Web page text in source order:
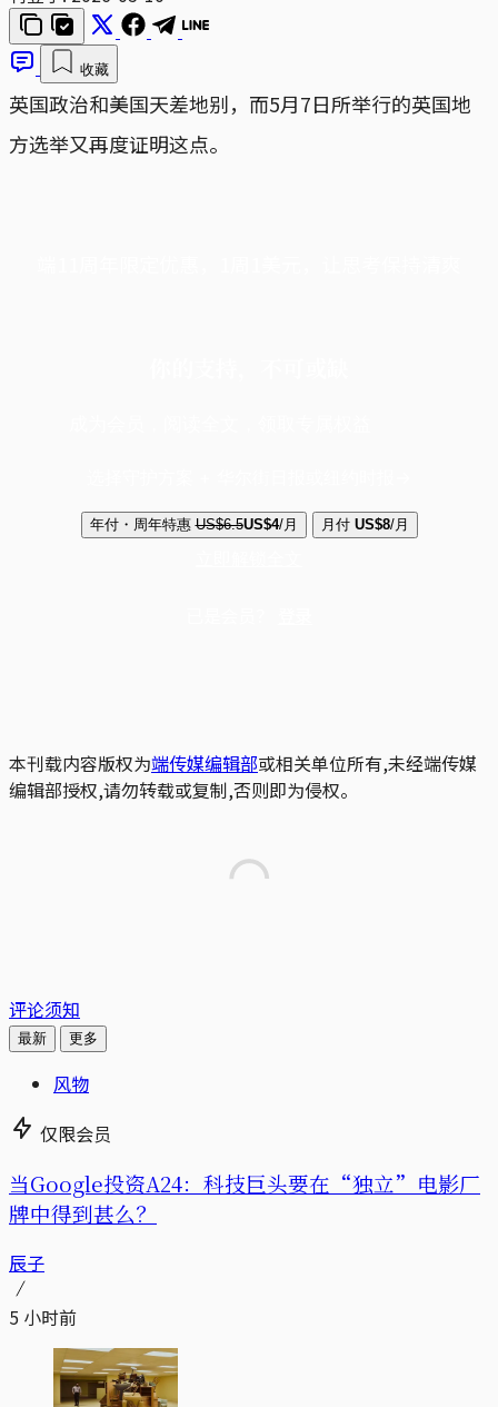
收藏
英国政治和美国天差地别，而5月7日所举行的英国地
方选举又再度证明这点。
年付・周年特惠 US$6.5US$4/月 月付 US$8/月
本刊载内容版权为端传媒编辑部或相关单位所有,未经端传媒
编辑部授权,请勿转载或复制,否则即为侵权。
评论须知
最新 更多
风物
仅限会员
当Google投资A24：科技巨头要在“独立”电影厂
牌中得到甚么？
辰子
5 小时前